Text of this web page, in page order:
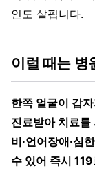
인도 살핍니다.
이럴 때는 병
한쪽 얼굴이 갑
진료받아 치료를
비·언어장애·심
수 있어 즉시